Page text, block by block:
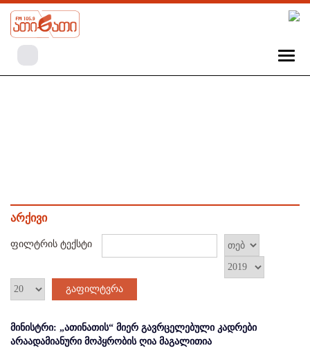
არქივი
ფილტრის ტექსტი
გაფილტვრა
მინისტრი: „ათინათის“ მიერ გავრცელებული კადრები
არაადამიანური მოპყრობის ღია მაგალითია